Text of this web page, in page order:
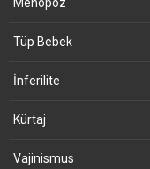
Tüp Bebek
İnferilite
Kürtaj
Vajinismus